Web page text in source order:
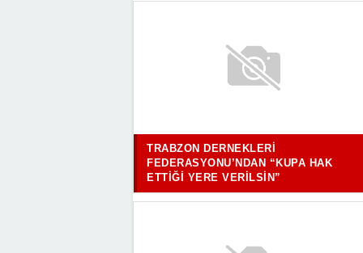
TRABZON DERNEKLERI
FEDERASYONU’NDAN “KUPA HAK
ETTIĞI YERE VERILSIN”